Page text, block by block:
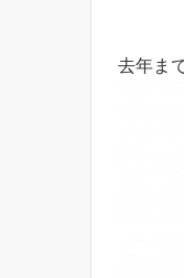
去年ま